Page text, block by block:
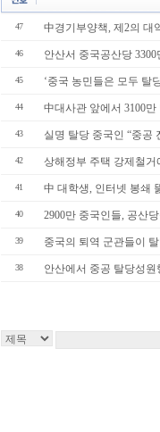
47 中경기부양책, 제2의 대
46 안산서 중국공산당
45 ‘중국 농민들은 모두 탈
44 中대사관 앞에서 3100만
43 실명 탈당 중국인 “중공
42 상해정부 주택 강제철거
41 中 대학생, 인터넷 봉쇄
40 2900만 중국인들, 공산
39 중국의 퇴역 군관들이
38 안산에서 중공 탈당성원